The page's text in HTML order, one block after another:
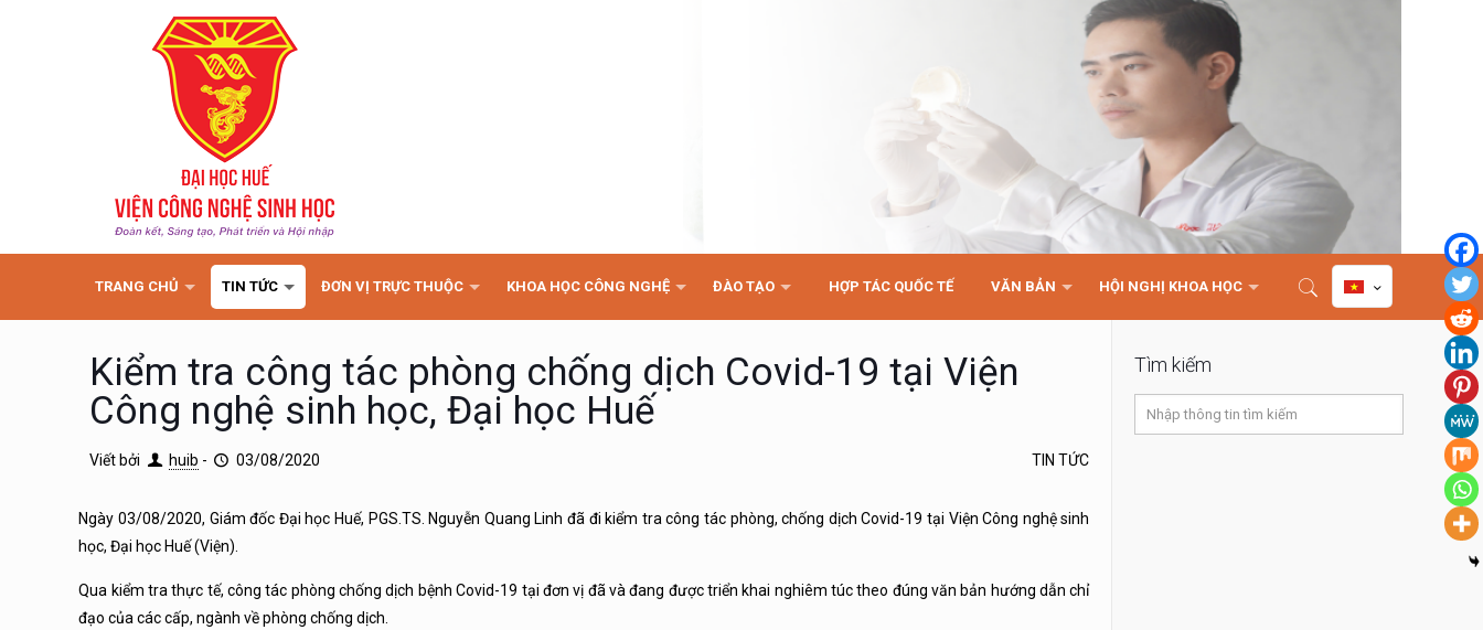
TRANG CHỦ TIN TỨC ĐƠN VỊ TRỰC THUỘC KHOA HỌC CÔNG NGHỆ ĐÀO TẠO HỢP TÁC QUỐC TẾ VĂN BẢN HỘI NGHỊ KHOA HỌC
Kiểm tra công tác phòng chống dịch Covid-19 tại Viện
Công nghệ sinh học, Đại học Huế
Viết bởi huib - 03/08/2020 TIN TỨC
Ngày 03/08/2020, Giám đốc Đại học Huế, PGS.TS. Nguyễn Quang Linh đã đi kiểm tra công tác phòng, chống dịch Covid-19 tại Viện Công nghệ sinh
học, Đại học Huế (Viện).
Qua kiểm tra thực tế, công tác phòng chống dịch bệnh Covid-19 tại đơn vị đã và đang được triển khai nghiêm túc theo đúng văn bản hướng dẫn chỉ
đạo của các cấp, ngành về phòng chống dịch.
Tìm kiếm